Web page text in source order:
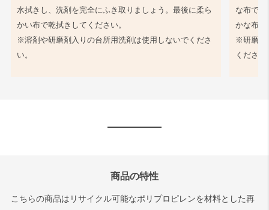
水拭きし、洗剤を完全にふき取りましょう。最後に柔ら
かい布で乾拭きしてください。
※溶剤や研磨剤入りの台所用洗剤は使用しないでくださ
い。
な布で軽
かな布で
※研磨剤
ください
商品の特性
こちらの商品はリサイクル可能なポリプロピレンを材料とした再